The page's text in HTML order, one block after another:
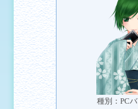
種別：PC